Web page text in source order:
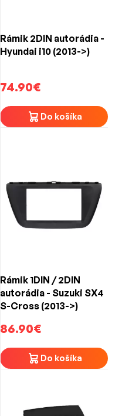
Rámik 2DIN autorádia -
Hyundai i10 (2013->)
74.90€
Do košíka
Rámik 1DIN / 2DIN
autorádia - Suzuki SX4
S-Cross (2013->)
86.90€
Do košíka